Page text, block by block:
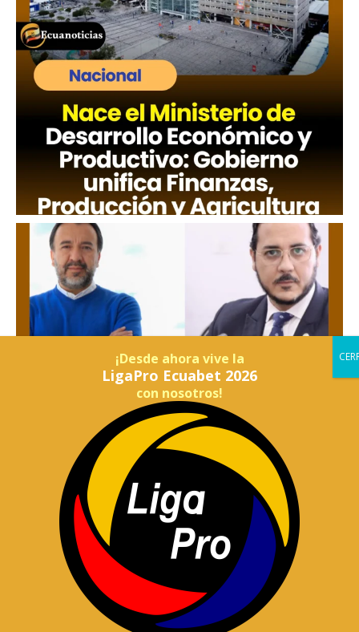
¡Desde ahora vive la
LigaPro Ecuabet 2026
con nosotros!